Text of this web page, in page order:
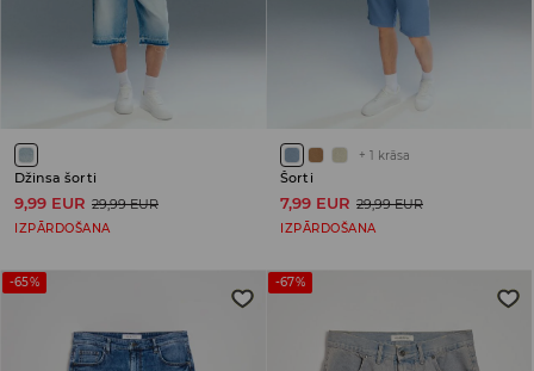
Džinsa šorti
9,99 EUR 29,99 EUR
IZPĀRDOŠANA
+ 1 krāsa
Šorti
7,99 EUR 29,99 EUR
IZPĀRDOŠANA
-65% -67%